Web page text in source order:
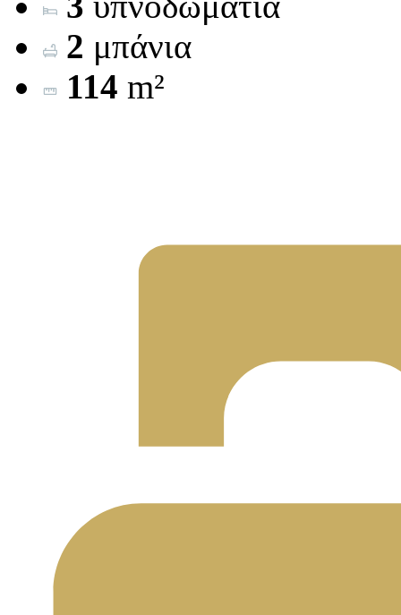
2 μπάνια
114 m²